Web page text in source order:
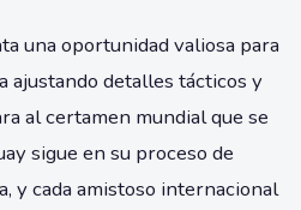
una oportunidad valiosa para
ajustando detalles tácticos y
al certamen mundial que se
sigue en su proceso de
y cada amistoso internacional